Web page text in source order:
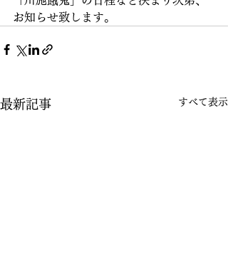
お知らせ致します。
最新記事 すべて表示